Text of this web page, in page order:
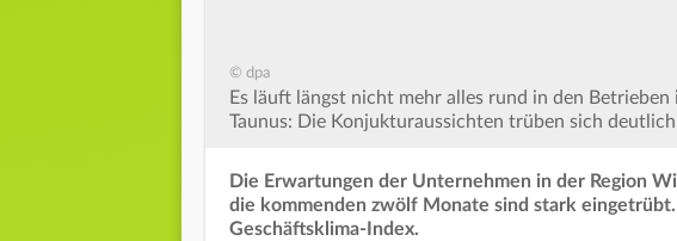
© dpa
Es läuft längst nicht mehr alles rund in den
Taunus: Die Konjukturaussichten trüben sich
Die Erwartungen der Unternehmen in der Region
die kommenden zwölf Monate sind stark
Geschäftsklima-Index.